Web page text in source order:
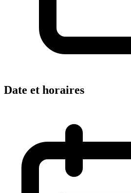
Date et horaires